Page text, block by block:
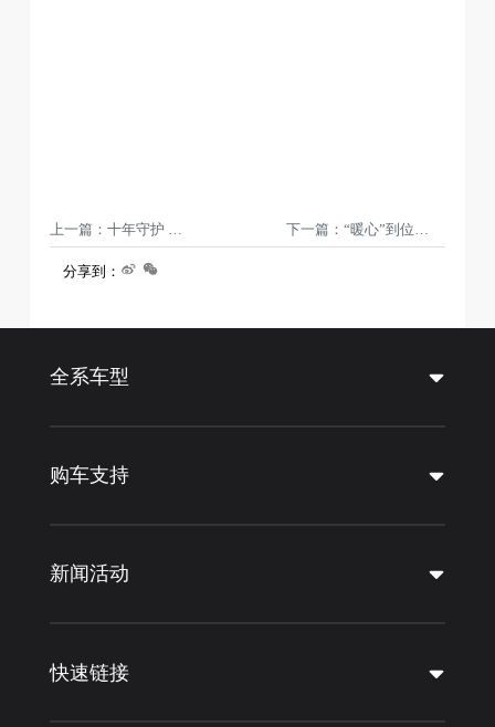
上一篇：十年守护 平安同行丨第十季“江淮平安行”首场活动温情启程 下一篇：“暖心”到位！江淮骏铃 V5 舒适版厢车批量交付大客户
分享到：
全系车型
购车支持
新闻活动
快速链接